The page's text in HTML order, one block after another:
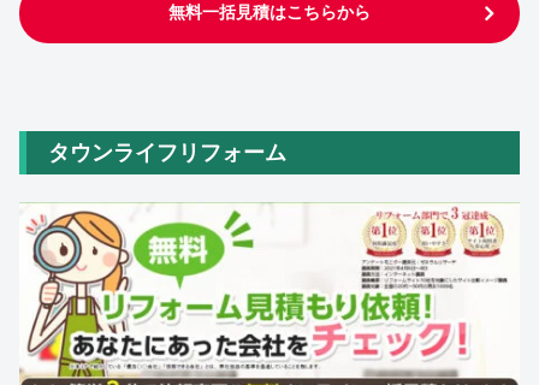
無料一括見積はこちらから
タウンライフリフォーム